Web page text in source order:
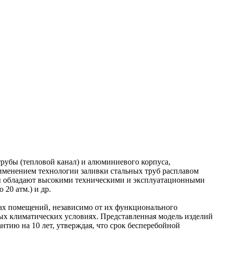
(тепловой канал) и алюминиевого корпуса,
технологии заливки стальных труб расплавом
высокими техническими и эксплуатационными
20 атм.) и др.
помещений, независимо от их функционального
климатических условиях. Представленная модель изделий
на 10 лет, утверждая, что срок бесперебойной